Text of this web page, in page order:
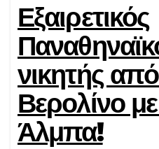
Εξαιρετικός
νικητής
Βερολίνο
Άλμπα!